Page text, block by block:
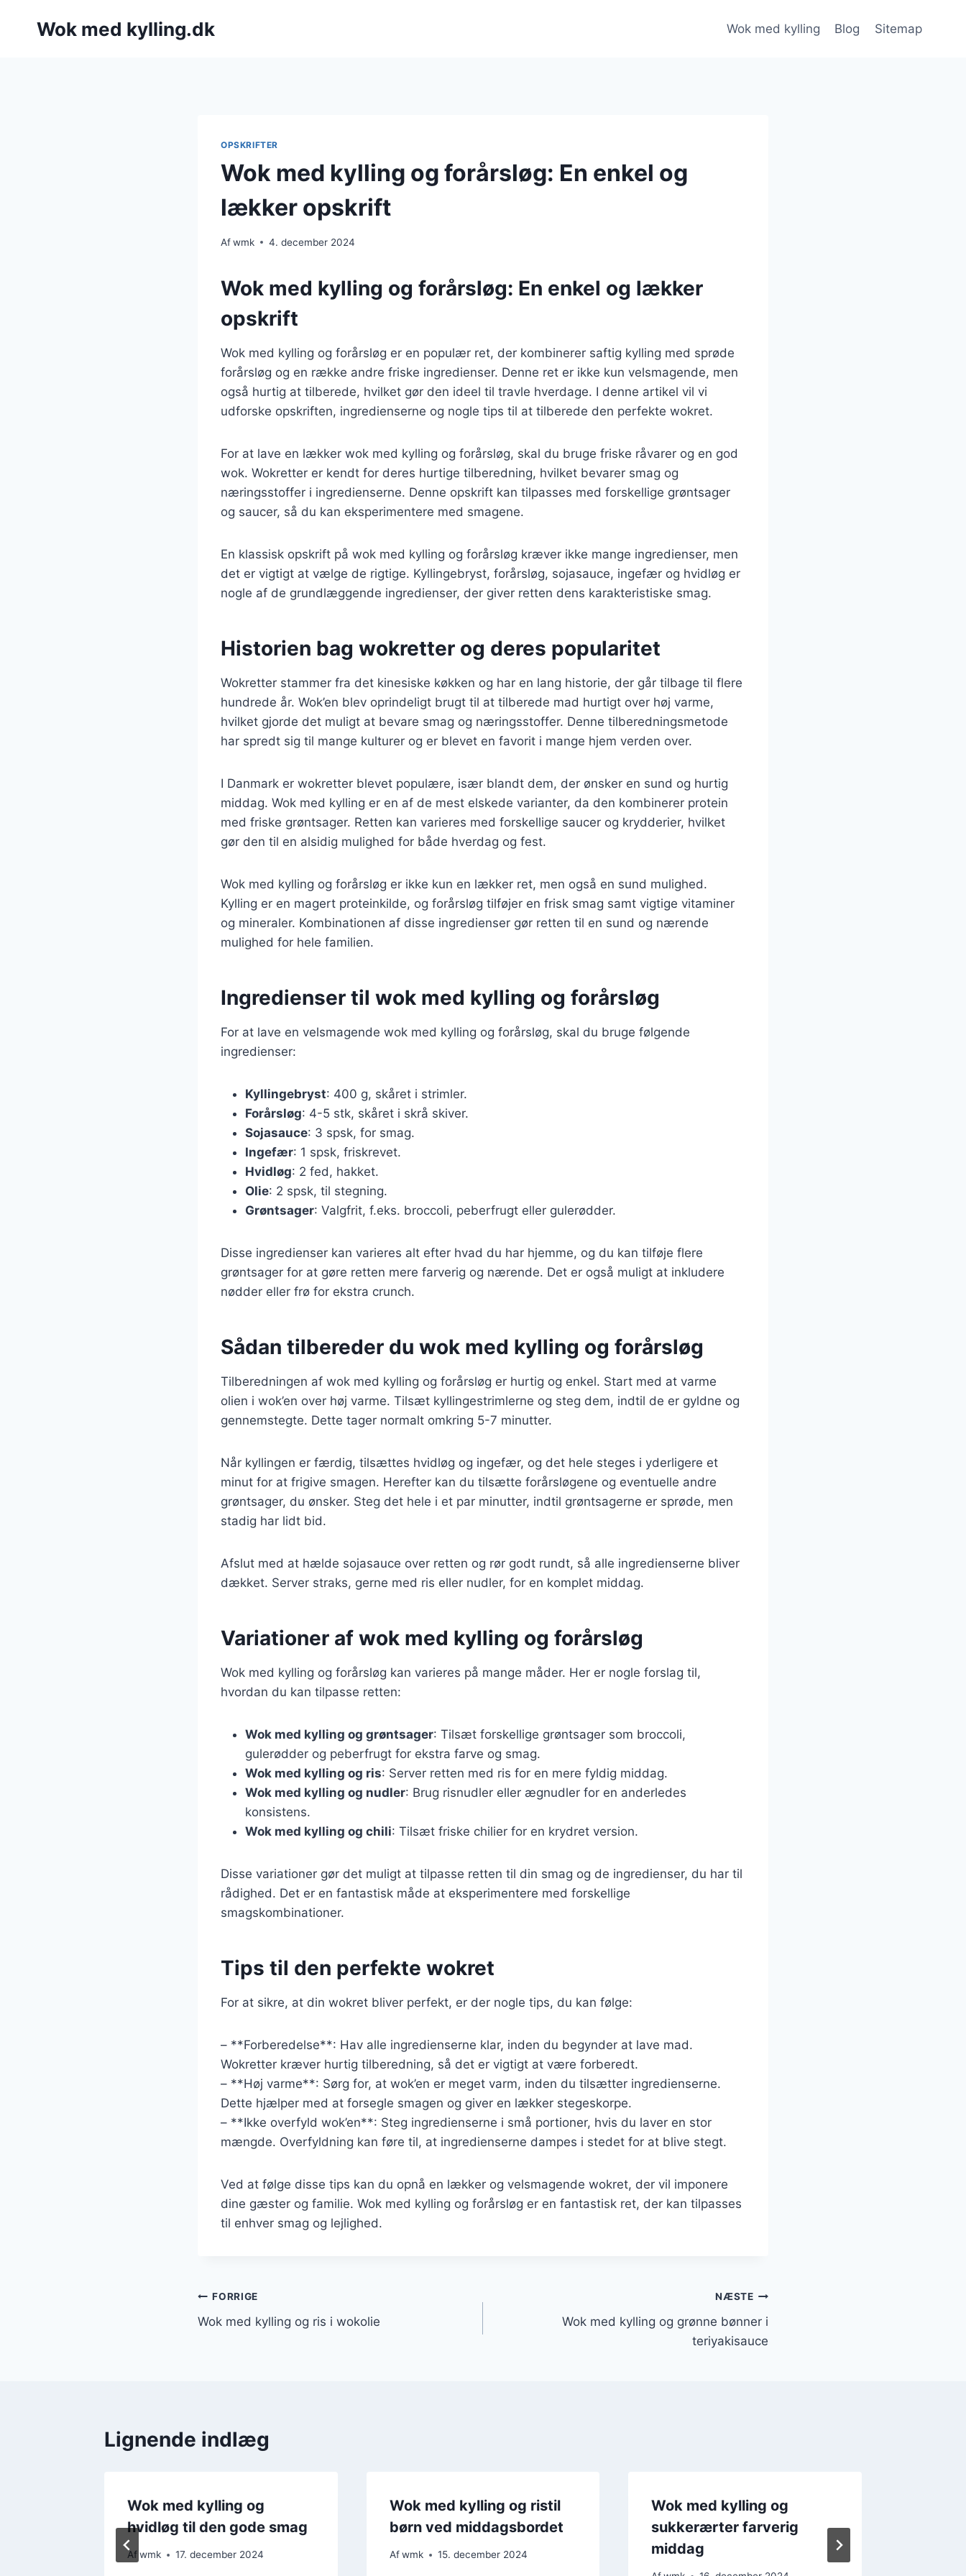
Wok med kylling.dk Wok med kylling Blog Sitemap
OPSKRIFTER
Wok med kylling og forårsløg: En enkel og
lækker opskrift
Afwmk 4. december 2024
Wok med kylling og forårsløg: En enkel og lækker
opskrift
Wok med kylling og forårsløg er en populær ret, der kombinerer saftig kylling med sprøde
forårsløg og en række andre friske ingredienser. Denne ret er ikke kun velsmagende, men
også hurtig at tilberede, hvilket gør den ideel til travle hverdage. I denne artikel vil vi
udforske opskriften, ingredienserne og nogle tips til at tilberede den perfekte wokret.
For at lave en lækker wok med kylling og forårsløg, skal du bruge friske råvarer og en god
wok. Wokretter er kendt for deres hurtige tilberedning, hvilket bevarer smag og
næringsstoffer i ingredienserne. Denne opskrift kan tilpasses med forskellige grøntsager
og saucer, så du kan eksperimentere med smagene.
En klassisk opskrift på wok med kylling og forårsløg kræver ikke mange ingredienser, men
det er vigtigt at vælge de rigtige. Kyllingebryst, forårsløg, sojasauce, ingefær og hvidløg er
nogle af de grundlæggende ingredienser, der giver retten dens karakteristiske smag.
Historien bag wokretter og deres popularitet
Wokretter stammer fra det kinesiske køkken og har en lang historie, der går tilbage til flere
hundrede år. Wok’en blev oprindeligt brugt til at tilberede mad hurtigt over høj varme,
hvilket gjorde det muligt at bevare smag og næringsstoffer. Denne tilberedningsmetode
har spredt sig til mange kulturer og er blevet en favorit i mange hjem verden over.
I Danmark er wokretter blevet populære, især blandt dem, der ønsker en sund og hurtig
middag. Wok med kylling er en af de mest elskede varianter, da den kombinerer protein
med friske grøntsager. Retten kan varieres med forskellige saucer og krydderier, hvilket
gør den til en alsidig mulighed for både hverdag og fest.
Wok med kylling og forårsløg er ikke kun en lækker ret, men også en sund mulighed.
Kylling er en magert proteinkilde, og forårsløg tilføjer en frisk smag samt vigtige vitaminer
og mineraler. Kombinationen af disse ingredienser gør retten til en sund og nærende
mulighed for hele familien.
Ingredienser til wok med kylling og forårsløg
For at lave en velsmagende wok med kylling og forårsløg, skal du bruge følgende
ingredienser:
Kyllingebryst: 400 g, skåret i strimler.
Forårsløg: 4-5 stk, skåret i skrå skiver.
Sojasauce: 3 spsk, for smag.
Ingefær: 1 spsk, friskrevet.
Hvidløg: 2 fed, hakket.
Olie: 2 spsk, til stegning.
Grøntsager: Valgfrit, f.eks. broccoli, peberfrugt eller gulerødder.
Disse ingredienser kan varieres alt efter hvad du har hjemme, og du kan tilføje flere
grøntsager for at gøre retten mere farverig og nærende. Det er også muligt at inkludere
nødder eller frø for ekstra crunch.
Sådan tilbereder du wok med kylling og forårsløg
Tilberedningen af wok med kylling og forårsløg er hurtig og enkel. Start med at varme
olien i wok’en over høj varme. Tilsæt kyllingestrimlerne og steg dem, indtil de er gyldne og
gennemstegte. Dette tager normalt omkring 5-7 minutter.
Når kyllingen er færdig, tilsættes hvidløg og ingefær, og det hele steges i yderligere et
minut for at frigive smagen. Herefter kan du tilsætte forårsløgene og eventuelle andre
grøntsager, du ønsker. Steg det hele i et par minutter, indtil grøntsagerne er sprøde, men
stadig har lidt bid.
Afslut med at hælde sojasauce over retten og rør godt rundt, så alle ingredienserne bliver
dækket. Server straks, gerne med ris eller nudler, for en komplet middag.
Variationer af wok med kylling og forårsløg
Wok med kylling og forårsløg kan varieres på mange måder. Her er nogle forslag til,
hvordan du kan tilpasse retten:
Wok med kylling og grøntsager: Tilsæt forskellige grøntsager som broccoli,
gulerødder og peberfrugt for ekstra farve og smag.
Wok med kylling og ris: Server retten med ris for en mere fyldig middag.
Wok med kylling og nudler: Brug risnudler eller ægnudler for en anderledes
konsistens.
Wok med kylling og chili: Tilsæt friske chilier for en krydret version.
Disse variationer gør det muligt at tilpasse retten til din smag og de ingredienser, du har til
rådighed. Det er en fantastisk måde at eksperimentere med forskellige
smagskombinationer.
Tips til den perfekte wokret
For at sikre, at din wokret bliver perfekt, er der nogle tips, du kan følge:
– **Forberedelse**: Hav alle ingredienserne klar, inden du begynder at lave mad.
Wokretter kræver hurtig tilberedning, så det er vigtigt at være forberedt.
– **Høj varme**: Sørg for, at wok’en er meget varm, inden du tilsætter ingredienserne.
Dette hjælper med at forsegle smagen og giver en lækker stegeskorpe.
– **Ikke overfyld wok’en**: Steg ingredienserne i små portioner, hvis du laver en stor
mængde. Overfyldning kan føre til, at ingredienserne dampes i stedet for at blive stegt.
Ved at følge disse tips kan du opnå en lækker og velsmagende wokret, der vil imponere
dine gæster og familie. Wok med kylling og forårsløg er en fantastisk ret, der kan tilpasses
til enhver smag og lejlighed.
Indlægsnavigation
FORRIGE
Wok med kylling og ris i wokolie
NÆSTE
Wok med kylling og grønne bønner i
teriyakisauce
Lignende indlæg
Wok med kylling og
hvidløg til den gode smag
Afwmk 17. december 2024
Wok med kylling og ristil
børn ved middagsbordet
Af wmk 15. december 2024
Wok med kylling og
sukkerærter farverig
middag